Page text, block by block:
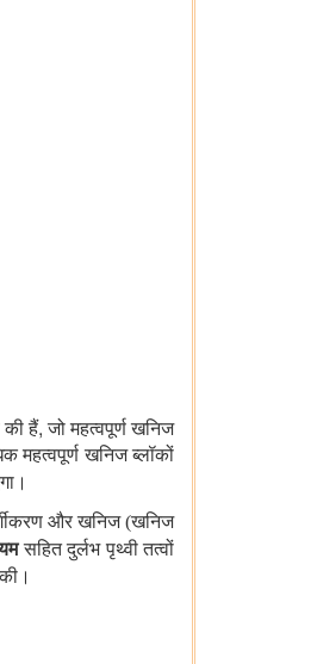
हैं,जो महत्वपूर्ण खनिज
खनिज ब्लॉकों
और खनिज (खनिज
सहित दुर्लभ पृथ्वी तत्वों